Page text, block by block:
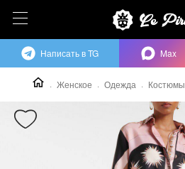
Женское Одежда Костюмы
Написать в TG Max